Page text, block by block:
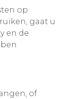
op
gaat u
en de
of